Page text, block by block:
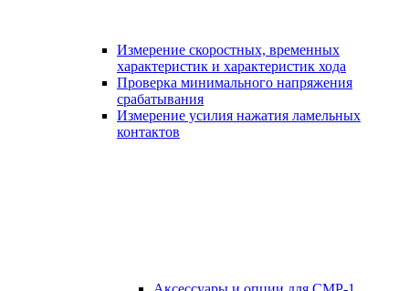
Измерение скоростных, временных
характеристик и характеристик хода
Проверка минимального напряжения
срабатывания
Измерение усилия нажатия ламельных
контактов